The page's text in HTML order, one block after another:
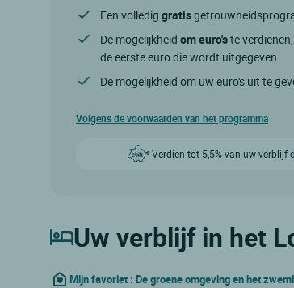
Een volledig gratis
De mogelijkheid om euro'ste
de eerste euro die wordt uitgegeven
De mogelijkheid om uw euro's uit te
Volgens de voorwaarden van het programma
Verdien tot 5,5% van uw verblijf
Uw verblijf in het
Mijn favoriet : De groene omgeving en het